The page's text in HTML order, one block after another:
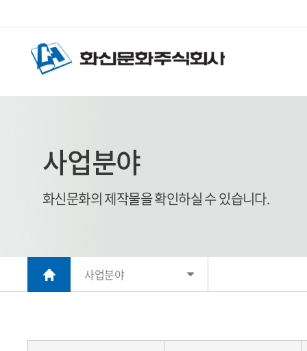
사업분야
화신문화의 제작물을 확인하실 수 있습니다.
사업분야